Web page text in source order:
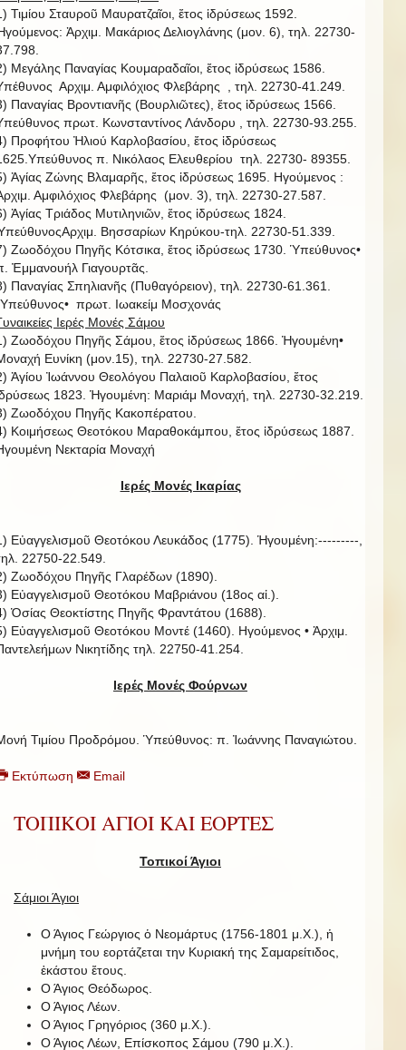
Τιμίου Σταυροῦ Μαυρατζαῖοι, ἔτος ἱδρύσεως 1592.
Ἀρχιμ. Μακάριος Δελιογλάνης (μον. 6), τηλ. 22730-
Μεγάλης Παναγίας Κουμαραδαῖοι, ἔτος ἱδρύσεως 1586.
Αρχιμ. Αμφιλόχιος Φλεβάρης , τηλ. 22730-41.249.
Παναγίας Βροντιανῆς (Βουρλιῶτες), ἔτος ἱδρύσεως 1566.
πρωτ. Κωνσταντίνος Λάνδορυ , τηλ. 22730-93.255.
Προφήτου Ἠλιού Καρλοβασίου, ἔτος ἱδρύσεως
π. Νικόλαος Ελευθερίου τηλ. 22730- 89355.
Ἁγίας Ζώνης Βλαμαρῆς, ἔτος ἱδρύσεως 1695. Ηγούμενος :
Αμφιλόχιος Φλεβάρης (μον. 3), τηλ. 22730-27.587.
Ἁγίας Τριάδος Μυτιληνιῶν, ἔτος ἱδρύσεως 1824.
Βησσαρίων Κηρύκου-τηλ. 22730-51.339.
Ζωοδόχου Πηγῆς Κότσικα, ἔτος ἱδρύσεως 1730. Ὑπεύθυνος•
Ἐμμανουήλ Γιαγουρτᾶς.
Παναγίας Σπηλιανῆς (Πυθαγόρειον), τηλ. 22730-61.361.
πρωτ. Ιωακείμ Μοσχονάς
Ιερές Μονές Σάμου
Ζωοδόχου Πηγῆς Σάμου, ἔτος ἱδρύσεως 1866. Ἡγουμένη•
Ευνίκη (μον.15), τηλ. 22730-27.582.
Ἁγίου Ἰωάννου Θεολόγου Παλαιοῦ Καρλοβασίου, ἔτος
1823. Ἡγουμένη: Μαριάμ Μοναχή, τηλ. 22730-32.219.
Ζωοδόχου Πηγῆς Κακοπέρατου.
Κοιμήσεως Θεοτόκου Μαραθοκάμπου, ἔτος ἱδρύσεως 1887.
Νεκταρία Μοναχή
Ιερές Μονές Ικαρίας
Εὐαγγελισμοῦ Θεοτόκου Λευκάδος (1775). Ἡγουμένη:---------,
22750-22.549.
Ζωοδόχου Πηγῆς Γλαρέδων (1890).
Εὐαγγελισμοῦ Θεοτόκου Μαβριάνου (18ος αἰ.).
Ὁσίας Θεοκτίστης Πηγῆς Φραντάτου (1688).
Εὐαγγελισμοῦ Θεοτόκου Μοντέ (1460). Ηγούμενος • Ἀρχιμ.
Νικητίδης τηλ. 22750-41.254.
Ιερές Μονές Φούρνων
Τιμίου Προδρόμου. Ὑπεύθυνος: π. Ἰωάννης Παναγιώτου.
Εκτύπωση Email
ΤΟΠΙΚΟΙ ΑΓΙΟΙ ΚΑΙ ΕΟΡΤΕΣ
Τοπικοί Άγιοι
Σάμιοι Άγιοι
Ο Άγιος Γεώργιος ὁ Νεομάρτυς (1756-1801 μ.Χ.), ἡ
μνήμη του εορτάζεται την Κυριακή της Σαμαρείτιδος,
ἑκάστου ἔτους.
Ο Άγιος Θεόδωρος.
Ο Άγιος Λέων.
Ο Άγιος Γρηγόριος (360 μ.Χ.).
Ο Άγιος Λέων, Επίσκοπος Σάμου (790 μ.Χ.).